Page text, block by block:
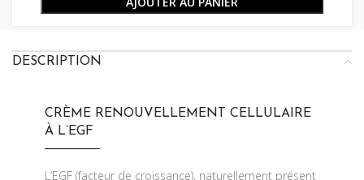
DESCRIPTION
CRÈME RENOUVELLEMENT CELLULAIRE
À L’EGF
L’EGF (facteur de croissance), naturellement présent